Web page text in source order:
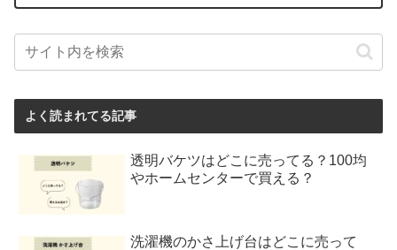
よく読まれてる記事
透明バケツはどこに売ってる？100均
やホームセンターで買える？
洗濯機のかさ上げ台はどこに売って